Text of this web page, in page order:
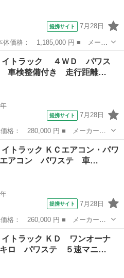
提携サイト 7月28日
リイトラック ■ グレード名：
アルカメラブレーキサポート
イトラック ４ＷＤ パワス
車検整備付き 走行距離…
提携サイト 7月28日
イトラック ■ グレード名：
備付き 走行距離８００６４ｋ
トラック ＫＣエアコン・パワ
アコン パワステ 車…
提携サイト 7月28日
トラック ■ グレード名： Ｋ
コン パワステ 車検整備付き
イトラック ＫＤ ワンオーナ
ロ パワステ ５速マニ…